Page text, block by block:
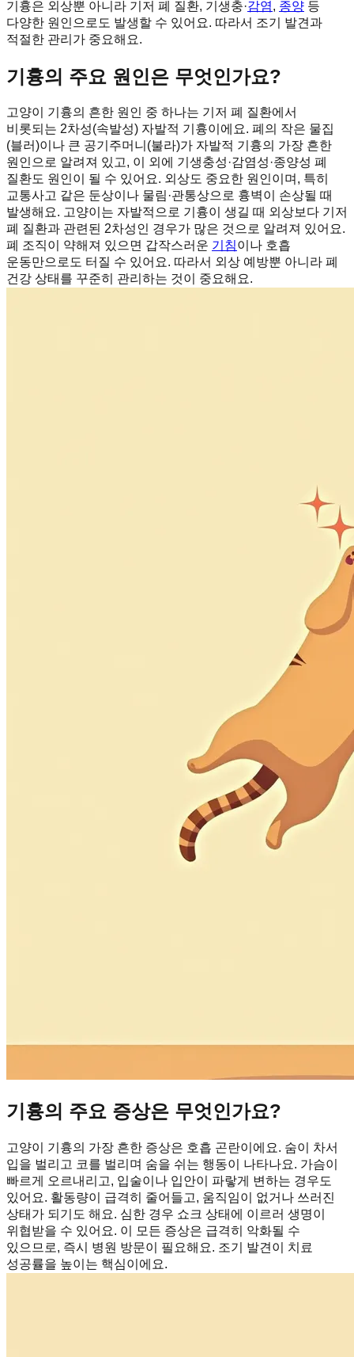
기흉은 외상뿐 아니라 기저 폐 질환, 기생충·감염, 종양 등
다양한 원인으로도 발생할 수 있어요. 따라서 조기 발견과
적절한 관리가 중요해요.
기흉의 주요 원인은 무엇인가요?
고양이 기흉의 흔한 원인 중 하나는 기저 폐 질환에서
비롯되는 2차성(속발성) 자발적 기흉이에요. 폐의 작은 물집
(블러)이나 큰 공기주머니(불라)가 자발적 기흉의 가장 흔한
원인으로 알려져 있고, 이 외에 기생충성·감염성·종양성 폐
질환도 원인이 될 수 있어요. 외상도 중요한 원인이며, 특히
교통사고 같은 둔상이나 물림·관통상으로 흉벽이 손상될 때
발생해요. 고양이는 자발적으로 기흉이 생길 때 외상보다 기저
폐 질환과 관련된 2차성인 경우가 많은 것으로 알려져 있어요.
폐 조직이 약해져 있으면 갑작스러운 기침이나 호흡
운동만으로도 터질 수 있어요. 따라서 외상 예방뿐 아니라 폐
건강 상태를 꾸준히 관리하는 것이 중요해요.
기흉의 주요 증상은 무엇인가요?
고양이 기흉의 가장 흔한 증상은 호흡 곤란이에요. 숨이 차서
입을 벌리고 코를 벌리며 숨을 쉬는 행동이 나타나요. 가슴이
빠르게 오르내리고, 입술이나 입안이 파랗게 변하는 경우도
있어요. 활동량이 급격히 줄어들고, 움직임이 없거나 쓰러진
상태가 되기도 해요. 심한 경우 쇼크 상태에 이르러 생명이
위협받을 수 있어요. 이 모든 증상은 급격히 악화될 수
있으므로, 즉시 병원 방문이 필요해요. 조기 발견이 치료
성공률을 높이는 핵심이에요.